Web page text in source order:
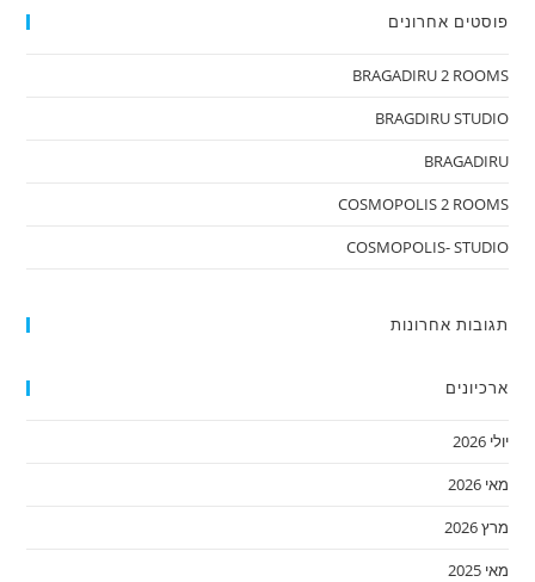
פוסטים אחרונים
BRAGADIRU 2 ROOMS
BRAGDIRU STUDIO
BRAGADIRU
COSMOPOLIS 2 ROOMS
COSMOPOLIS- STUDIO
תגובות אחרונות
ארכיונים
יולי 2026
מאי 2026
מרץ 2026
מאי 2025